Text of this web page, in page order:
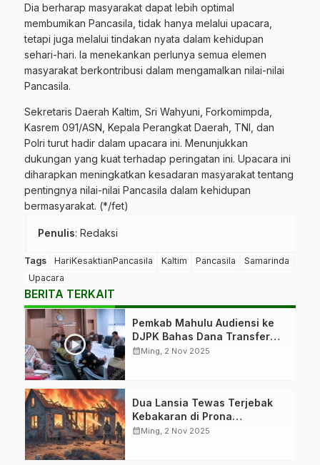
Dia berharap masyarakat dapat lebih optimal
membumikan Pancasila, tidak hanya melalui upacara,
tetapi juga melalui tindakan nyata dalam kehidupan
sehari-hari. Ia menekankan perlunya semua elemen
masyarakat berkontribusi dalam mengamalkan nilai-nilai
Pancasila.
Sekretaris Daerah Kaltim, Sri Wahyuni, Forkomimpda,
Kasrem 091/ASN, Kepala Perangkat Daerah, TNI, dan
Polri turut hadir dalam upacara ini. Menunjukkan
dukungan yang kuat terhadap peringatan ini. Upacara ini
diharapkan meningkatkan kesadaran masyarakat tentang
pentingnya nilai-nilai Pancasila dalam kehidupan
bermasyarakat. (*/fet)
Penulis: Redaksi
Tags HariKesaktianPancasila Kaltim Pancasila
Samarinda
Upacara
BERITA TERKAIT
Pemkab Mahulu Audiensi ke
DJPK Bahas Dana Transfer
Daerah
calendar_monthMing, 2 Nov 2025
Dua Lansia Tewas Terjebak
Kebakaran di Prona
Sepinggan
calendar_monthMing, 2 Nov 2025